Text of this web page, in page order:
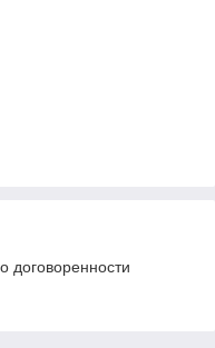
договоренности